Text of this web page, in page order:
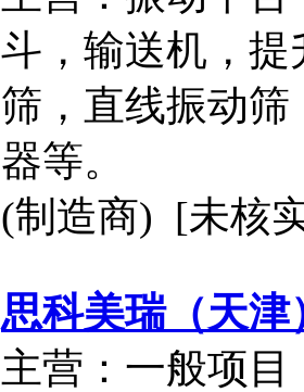
斗，输送机，
筛，直线振动
器等。
(制造商) [未核
思科美瑞（天
主营：一般项